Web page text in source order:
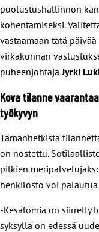
puolustushallinnon
kohentamiseksi.
vastaamaan tätä
virkakunnan
puheenjohtaja Jyrki
Kova tilanne
työkyvyn
Tämänhetkistä
on nostettu.
pitkien
henkilöstö voi
-Kesälomia on siirretty
syksyllä on edessä